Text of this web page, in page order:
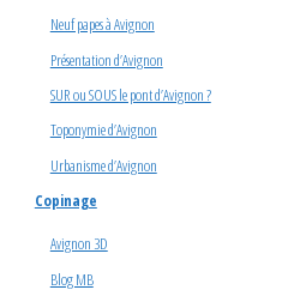
Neuf papes à Avignon
Présentation d’Avignon
SUR ou SOUS le pont d’Avignon ?
Toponymie d’Avignon
Urbanisme d’Avignon
Copinage
Avignon 3D
Blog MB